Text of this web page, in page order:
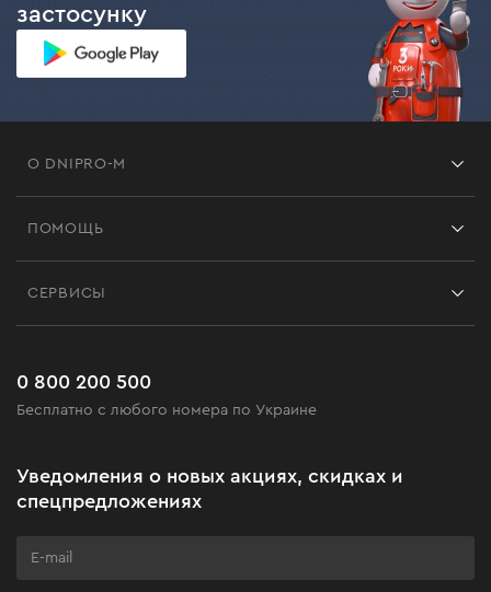
застосунку
О DNIPRO-M
Черная пятница
Клуб мастерства
ПОМОЩЬ
Часто задаваемые вопросы
СЕРВИСЫ
0 800 200 500
Бесплатно с любого номера по Украине
Уведомления о новых акциях, скидках и
спецпредложениях